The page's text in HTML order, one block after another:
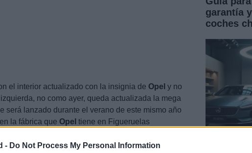
- Do Not Process My Personal Information
el interior actualizado con la insignia de Opel y no
no como ayer, queda actualizada la mega
será lanzado durante el verano de este mismo año
la fábrica que Opel tiene en Figueruelas
garantía
coches